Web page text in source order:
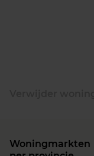
Woningmarkten